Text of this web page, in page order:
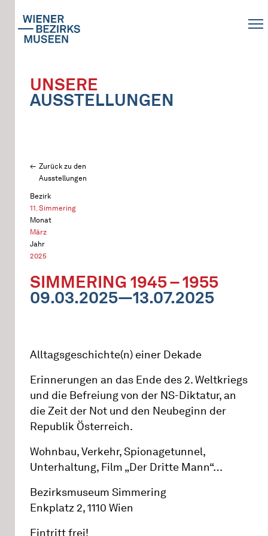
UNSERE
AUSSTELLUNGEN
Zurück zu den
Ausstellungen
Bezirk
11. Simmering
Monat
März
Jahr
2025
SIMMERING 1945 – 1955
09.03.2025—13.07.2025
Alltagsgeschichte(n) einer Dekade
Erinnerungen an das Ende des 2. Weltkriegs
und die Befreiung von der NS-Diktatur, an
die Zeit der Not und den Neubeginn der
Republik Österreich.
Wohnbau, Verkehr, Spionagetunnel,
Unterhaltung, Film „Der Dritte Mann“…
Bezirksmuseum Simmering
Enkplatz 2, 1110 Wien
Eintritt frei!